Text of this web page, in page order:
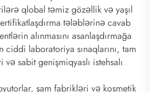
qlobal təmiz gözəllik və yaşıl
tələblərinə cavab
alınmasını asanlaşdırmağa
ciddi laboratoriya sınaqlarını, tam
sabit genişmiqyaslı istehsalı
şam fabrikləri və kosmetik